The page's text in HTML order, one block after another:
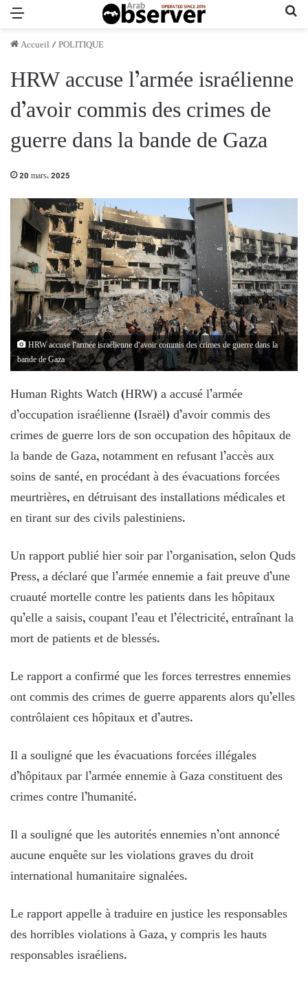
Accueil /POLITIQUE
HRW accuse l’armée israélienne
d’avoir commis des crimes de
guerre dans la bande de Gaza
20 mars، 2025
HRW accuse l’armée israélienne d’avoir commis des crimes de guerre dans la
bande de Gaza
Human Rights Watch (HRW) a accusé l’armée
d’occupation israélienne (Israël) d’avoir commis des
crimes de guerre lors de son occupation des hôpitaux de
la bande de Gaza, notamment en refusant l’accès aux
soins de santé, en procédant à des évacuations forcées
meurtrières, en détruisant des installations médicales et
en tirant sur des civils palestiniens.
Un rapport publié hier soir par l’organisation, selon Quds
Press, a déclaré que l’armée ennemie a fait preuve d’une
cruauté mortelle contre les patients dans les hôpitaux
qu’elle a saisis, coupant l’eau et l’électricité, entraînant la
mort de patients et de blessés.
Le rapport a confirmé que les forces terrestres ennemies
ont commis des crimes de guerre apparents alors qu’elles
contrôlaient ces hôpitaux et d’autres.
Il a souligné que les évacuations forcées illégales
d’hôpitaux par l’armée ennemie à Gaza constituent des
crimes contre l’humanité.
Il a souligné que les autorités ennemies n’ont annoncé
aucune enquête sur les violations graves du droit
international humanitaire signalées.
Le rapport appelle à traduire en justice les responsables
des horribles violations à Gaza, y compris les hauts
responsables israéliens.